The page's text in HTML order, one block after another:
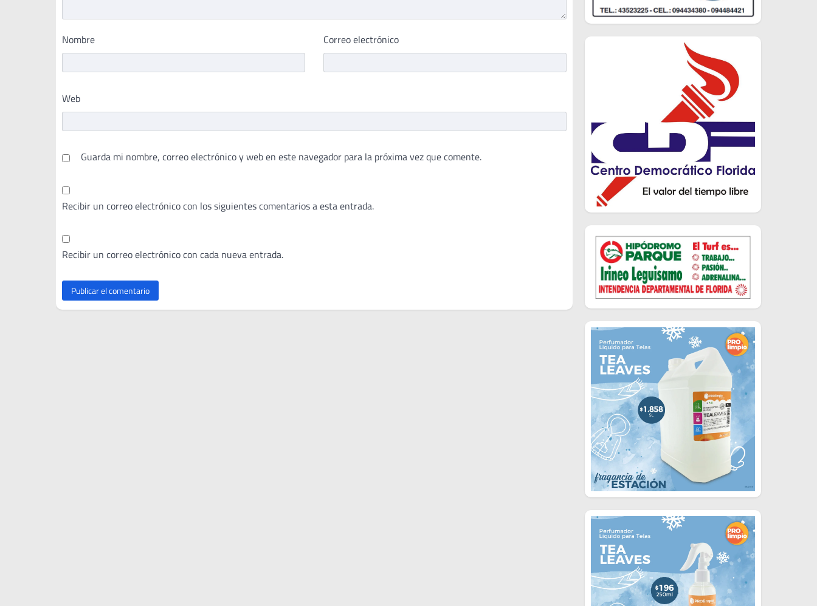
Nombre Correo electrónico
Web
Guarda mi nombre, correo electrónico y web en este navegador para la próxima vez que comente.
Recibir un correo electrónico con los siguientes comentarios a esta entrada.
Recibir un correo electrónico con cada nueva entrada.